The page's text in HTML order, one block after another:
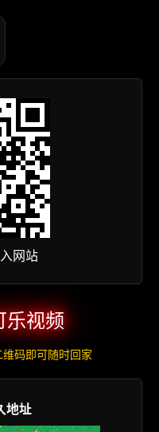
网站
乐视频
码即可随时回家
地址